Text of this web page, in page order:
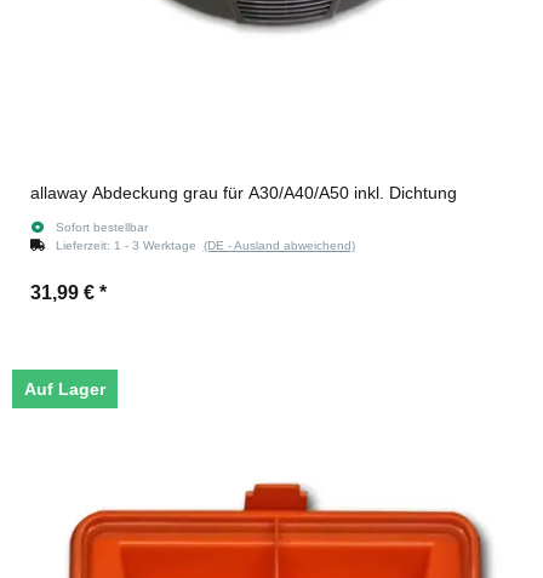
allaway Abdeckung grau für A30/A40/A50 inkl. Dichtung
Sofort bestellbar
Lieferzeit: 1 - 3 Werktage (DE - Ausland abweichend)
31,99 € *
Auf Lager